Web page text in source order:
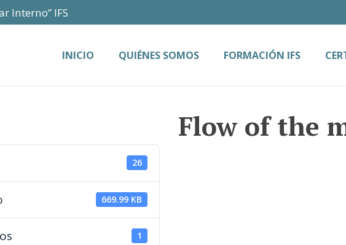
Interno” IFS
INICIO QUIÉNES SOMOS FORMACIÓN IFS
26
669.99 KB
1
Flow of the